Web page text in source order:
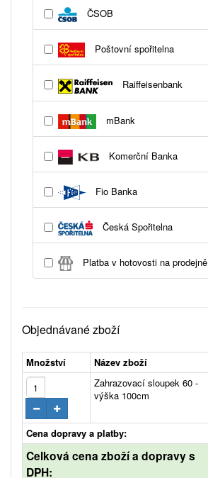
ČSOB
Poštovní spořitelna
Raiffeisenbank
mBank
Komerční Banka
Fio Banka
Česká Spořitelna
Platba v hotovosti na prodejně
Objednávané zboží
Množství Název zboží
Zahrazovací sloupek 60 -
výška 100cm
Cena dopravy a platby:
Celková cena zboží a dopravy s
DPH: